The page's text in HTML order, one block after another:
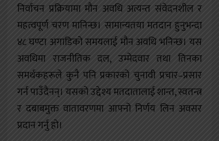
निर्वाचन प्रक्रियामा मौन अवधि अत्यन्त संवेदनशील र
महत्वपूर्ण चरण मानिन्छ। सामान्यतया मतदान हुनुभन्दा
४८ घण्टा अगाडिको समयलाई मौन अवधि भनिन्छ। यस
अवधिमा राजनीतिक दल, उम्मेदवार तथा तिनका
समर्थकहरूले कुनै पनि प्रकारको चुनावी प्रचार–प्रसार
गर्न पाउँदैनन्। यसको उद्देश्य मतदातालाई शान्त, स्वतन्त्र
र दबाबमुक्त वातावरणमा आफ्नो निर्णय लिन अवसर
प्रदान गर्नु हो।